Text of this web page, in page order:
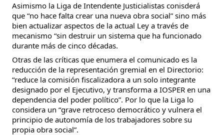
Asimismo la Liga de Intendente Justicialistas conisderá
que “no hace falta crear una nueva obra social” sino más
bien actualizar aspectos de la actual Ley a través de
mecanismo “sin destruir un sistema que ha funcionado
durante más de cinco décadas.
Otras de las críticas que enumera el comunicado es la
reducción de la representación gremial en el Directorio:
“reduce la comisión fiscalizadora a un solo integrante
designado por el Ejecutivo, y transforma a IOSPER en una
dependencia del poder político”. Por lo que la Liga lo
considera un “grave retroceso democrático y vulnera el
principio de autonomía de los trabajadores sobre su
propia obra social”.